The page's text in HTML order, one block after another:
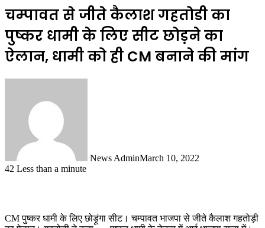
चम्पावत से जीते कैलाश गहतोडी का
पुष्कर धामी के लिए सीट छोड़ने का
ऐलान, धामी को ही CM बनाने की मांग
News AdminMarch 10, 2022
42 Less than a minute
CM पुष्कर धामी के लिए छोड़ूंगा सीट। चम्पावत भाजपा से जीते कैलाश गहतोड़ी